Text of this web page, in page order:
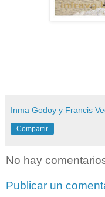
Inma Godoy y Francis
Compartir
No hay
Publicar un